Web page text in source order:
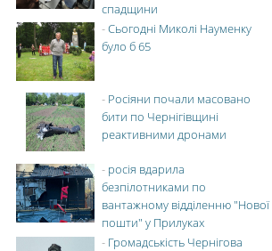
спадщини
-Сьогодні Миколі Науменку
було б 65
- Росіяни почали масовано
бити по Чернігівщині
реактивними дронами
- росія вдарила
безпілотниками по
вантажному відділенню "Нової
пошти" у Прилуках
- Громадськість Чернігова